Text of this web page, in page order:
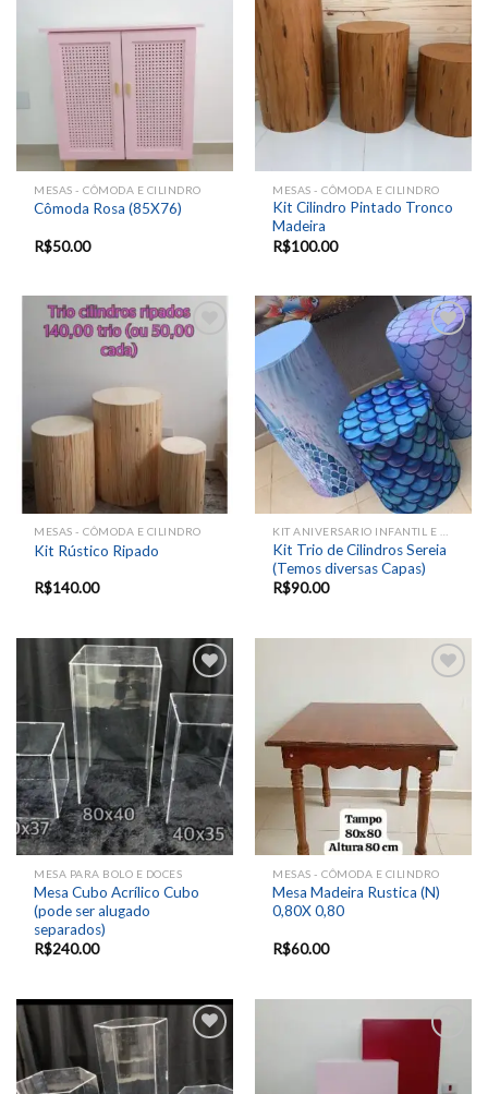
wishlist
MESAS - CÔMODA E CILINDRO
Cômoda Rosa (85X76)
R$50.00
Add to
wishlist
MESAS - CÔMODA E CILINDRO
Kit Cilindro Pintado Tronco
Madeira
R$100.00
MESAS - CÔMODA E CILINDRO
Kit Rústico Ripado
R$140.00
Add to
wishlist
Kit Trio de Cilindros Sereia
(Temos diversas Capas)
R$90.00
Add to
wishlist
MESA PARA BOLO E DOCES
Mesa Cubo Acrílico Cubo
(pode ser alugado
separados)
R$240.00
wishlist
MESAS - CÔMODA E CILINDRO
Mesa Madeira Rustica (N)
0,80X 0,80
R$60.00
Add to
wishlist